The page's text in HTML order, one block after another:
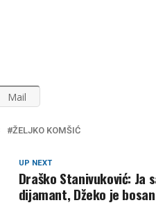
Mail
ŽELJKO KOMŠIĆ
UP NEXT
Draško Stanivuković: Ja
dijamant, Džeko je